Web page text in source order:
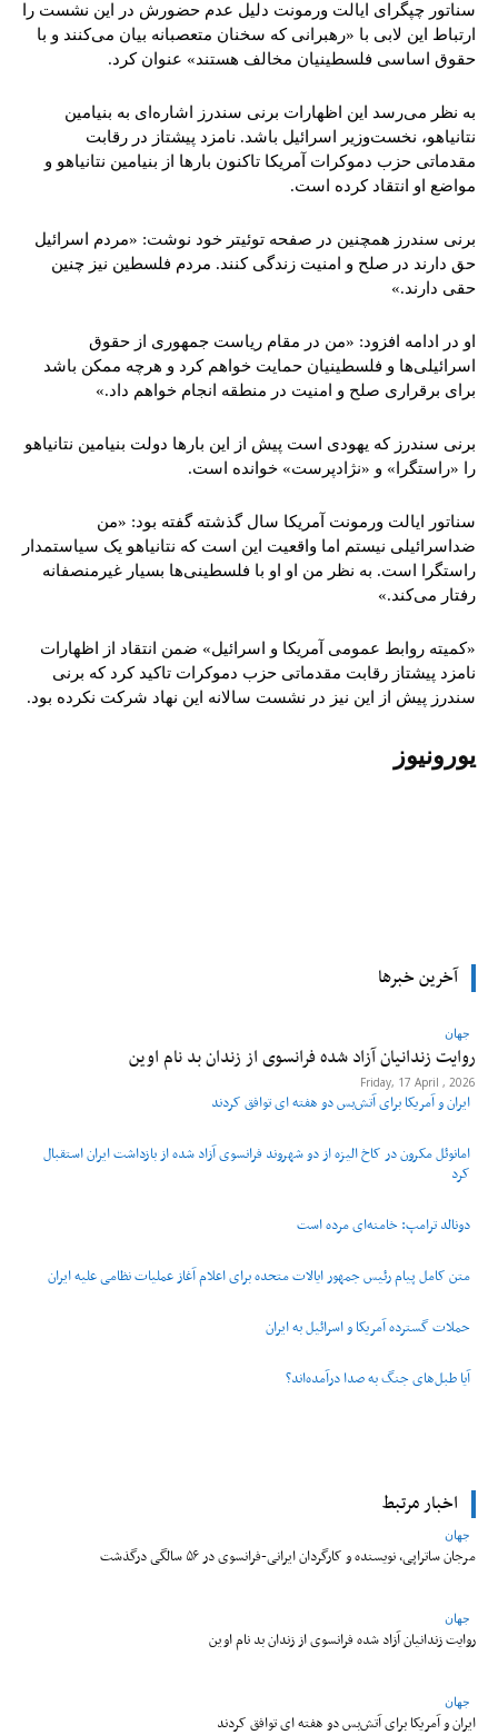
سناتور چپگرای ایالت ورمونت دلیل عدم حضورش در این نشست را
ارتباط این لابی با «رهبرانی که سخنان متعصبانه بیان می‌کنند و با
حقوق اساسی فلسطینیان مخالف هستند» عنوان کرد.
به نظر می‌رسد این اظهارات برنی سندرز اشاره‌ای به بنیامین
نتانیاهو، نخست‌وزیر اسرائیل باشد. نامزد پیشتاز در رقابت
مقدماتی حزب دموکرات آمریکا تاکنون بارها از بنیامین نتانیاهو و
مواضع او انتقاد کرده است.
برنی سندرز همچنین در صفحه توئیتر خود نوشت: «مردم اسرائیل
حق دارند در صلح و امنیت زندگی کنند. مردم فلسطین نیز چنین
حقی دارند.»
او در ادامه افزود: «من در مقام ریاست جمهوری از حقوق
اسرائیلی‌ها و فلسطینیان حمایت خواهم کرد و هرچه ممکن باشد
برای برقراری صلح و امنیت در منطقه انجام خواهم داد.»
برنی سندرز که یهودی است پیش از این بارها دولت بنیامین نتانیاهو
را «راستگرا» و «نژادپرست» خوانده است.
سناتور ایالت ورمونت آمریکا سال گذشته گفته بود: «من
ضداسرائیلی نیستم اما واقعیت این است که نتانیاهو یک سیاستمدار
راستگرا است. به نظر من او او با فلسطینی‌ها بسیار غیرمنصفانه
رفتار می‌کند.»
«کمیته روابط عمومی آمریکا و اسرائیل» ضمن انتقاد از اظهارات
نامزد پیشتاز رقابت مقدماتی حزب دموکرات تاکید کرد که برنی
سندرز پیش از این نیز در نشست سالانه این نهاد شرکت نکرده بود.
یورونیوز
آخرین خبرها
جهان
روایت زندانیان آزاد شده فرانسوی از زندان ‌بد نام اوین
Friday, 17 April , 2026
ایران و آمریکا برای آتش‌بس دو هفته‌ ای توافق کردند
امانوئل مکرون در کاخ الیزه از دو شهروند فرانسوی آزاد شده از بازداشت ایران استقبال
کرد
دونالد ترامپ: خامنه‌ای مرده است
متن کامل پیام رئیس جمهور ایالات متحده برای اعلام آغاز عملیات نظامی علیه ایران
حملات گسترده آمریکا و اسرائیل به ایران
آیا طبل‌های جنگ به صدا درآمده‌اند؟
اخبار مرتبط
جهان
مرجان ساتراپی، نویسنده و کارگردان ایرانی-فرانسوی در ۵۶ سالگی درگذشت
جهان
روایت زندانیان آزاد شده فرانسوی از زندان ‌بد نام اوین
جهان
ایران و آمریکا برای آتش‌بس دو هفته‌ ای توافق کردند